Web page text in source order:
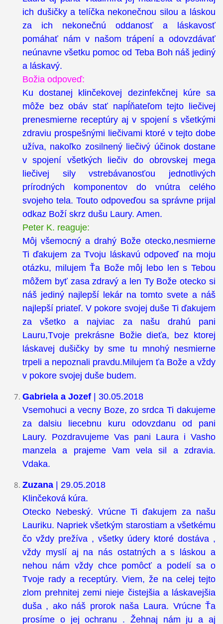
ich dušičky a telíčka nekonečnou silou a láskou
za ich nekonečnú oddanosť a láskavosť
pomáhať nám v našom trápení a odovzdávať
neúnavne všetku pomoc od Teba Boh náš jediný
a láskavý.
Božia odpoveď:
Ku dostanej klinčekovej dezinfekčnej kúre sa
môže bez obáv stať napĺňateľom tejto liečivej
prenesmierne receptúry aj v spojení s všetkými
zdraviu prospešnými liečivami ktoré v tejto dobe
užíva, nakoľko zosilnený liečivý účinok dostane
v spojení všetkých liečiv do obrovskej mega
liečivej sily vstrebávanosťou jednotlivých
prírodných komponentov do vnútra celého
svojeho tela. Touto odpoveďou sa správne prijal
odkaz Boží skrz dušu Laury. Amen.
Peter K. reaguje:
Môj všemocný a drahý Bože otecko,nesmierne
Ti ďakujem za Tvoju láskavú odpoveď na moju
otázku, milujem Ťa Bože môj lebo len s Tebou
môžem byť zasa zdravý a len Ty Bože otecko si
náš jediný najlepší lekár na tomto svete a náš
najlepší priateľ. V pokore svojej duše Ti ďakujem
za všetko a najviac za našu drahú pani
Lauru,Tvoje prekrásne Božie dieťa, bez ktorej
láskavej dušičky by sme tu mnohý nesmierne
trpeli a nepoznali pravdu.Milujem ťa Bože a vždy
v pokore svojej duše budem.
Gabriela a Jozef | 30.05.2018
Vsemohuci a vecny Boze, zo srdca Ti dakujeme
za dalsiu liecebnu kuru odovzdanu od pani
Laury. Pozdravujeme Vas pani Laura i Vasho
manzela a prajeme Vam vela sil a zdravia.
Vdaka.
Zuzana | 29.05.2018
Klinčeková kúra.
Otecko Nebeský. Vrúcne Ti ďakujem za našu
Lauriku. Napriek všetkým starostiam a všetkému
čo vždy prežíva , všetky údery ktoré dostáva ,
vždy myslí aj na nás ostatných a s láskou a
nehou nám vždy chce pomôcť a podelí sa o
Tvoje rady a receptúry. Viem, že na celej tejto
zlom prehnitej zemi nieje čistejšia a láskavejšia
duša , ako náš prorok naša Laura. Vrúcne Ťa
prosíme o jej ochranu . Žehnaj nám ju a aj